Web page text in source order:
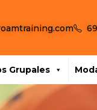
Grupales